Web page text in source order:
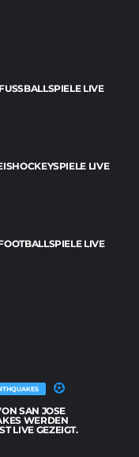
LIVE Ü
LIVE
LIVE
SAN JOSE
WERDEN
LIVE GEZEIGT.